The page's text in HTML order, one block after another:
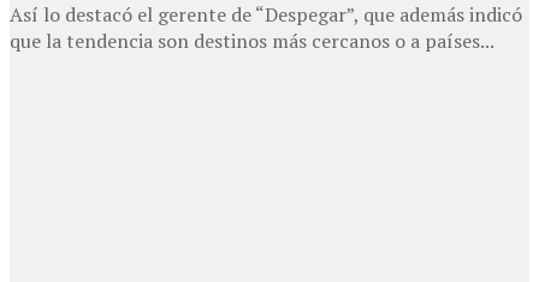
Así lo destacó el gerente de “Despegar”, que además indicó
que la tendencia son destinos más cercanos o a países...